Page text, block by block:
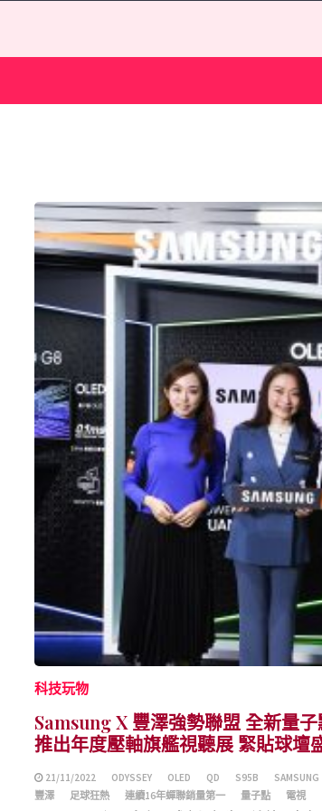
科技玩物
Samsung X 豐澤強勢聯盟 全新量
推出年度壓軸旗艦視聽展 緊貼球壇
21/11/2022 ODYSSEY OLED QD S95B SAMSUNG
豐澤
足球狂熱 連續16年蟬聯銷量第一 量子點 電視